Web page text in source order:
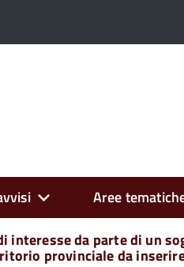
Aree
interesse da parte di un
provinciale da